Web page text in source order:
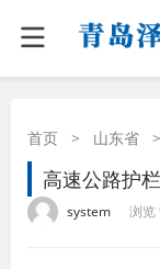
首页 > 山东省 >
高速公路护
system 浏览